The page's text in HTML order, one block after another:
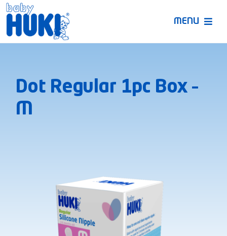
Skip
content
MENU
Ruang Bunda Pintar
Bincang Ahli
Dot Regular 1pc Box –
M